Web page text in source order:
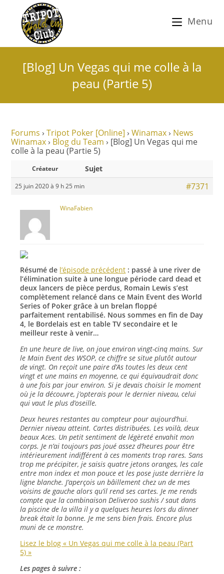
Menu
[Blog] Un Vegas qui me colle à la
peau (Partie 5)
Forums › Tripot Poker [Online] › Winamax › News
Winamax › Blog du Team › [Blog] Un Vegas qui me
colle à la peau (Partie 5)
Créateur Sujet
25 juin 2020 à 9 h 25 min #7371
WinaFabien
Résumé de l’épisode précédent : passé à une river de
l’élimination suite à une longue période card dead et
deux lancers de pièce perdus, Romain Lewis s’est
complètement relancé dans ce Main Event des World
Series of Poker grâce à un brelan floppé
parfaitement rentabilisé. Nous sommes en fin de Day
4, le Bordelais est en table TV secondaire et le
meilleur reste à venir…
En une heure de live, on joue environ vingt-cinq mains. Sur
le Main Event des WSOP, ce chiffre se situe plutôt autour
de vingt. On reçoit une paire d’As toutes les deux cent
vingt et une mains en moyenne, ce qui équivaudrait donc
à une fois par jour environ. Si je devais choisir le moment
où je la découvre, j’opterais pour le dernier niveau, celui
qui vaut le plus d’oseille.
Deux heures restantes au compteur pour aujourd’hui.
Dernier niveau atteint. Cartes distribuées. Les voilà, deux
beaux Aces. Un petit sentiment de légèreté envahit mon
corps. Je n’ai toujours pas joué assez d’heures pour être
intérieurement indifférent à ces moments trop rares. Sans
trop me précipiter, je saisis quatre jetons oranges, les cale
entre mon index et mon pouce et les pose juste derrière la
ligne blanche. J’aperçois un bâillement chez un de mes
voisins de gauche alors qu’il rend ses cartes. Je me rends
compte que la combinaison Deliveroo sushis / saut dans
la piscine de la villa il y a quelques heures lors du dinner
break était la bonne. Je me sens bien frais. Encore plus
muni de ce monstre.
Lisez le blog « Un Vegas qui me colle à la peau (Part
5) »
Les pages à suivre :